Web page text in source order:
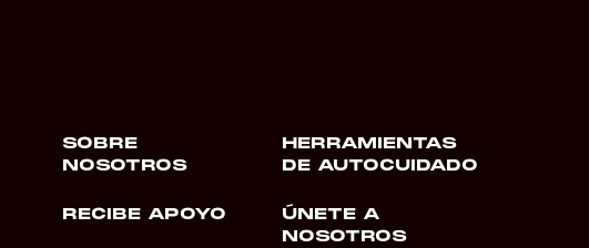
SOBRE
NOSOTROS
HERRAMIENTAS
DE AUTOCUIDADO
RECIBE APOYO
ÚNETE A
NOSOTROS